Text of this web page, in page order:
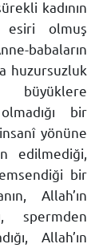
kadının
olmuş
babaların
huzursuzluk
bir
yönüne
edilmediği,
bir
Allah’ın
spermden
Allah’ın